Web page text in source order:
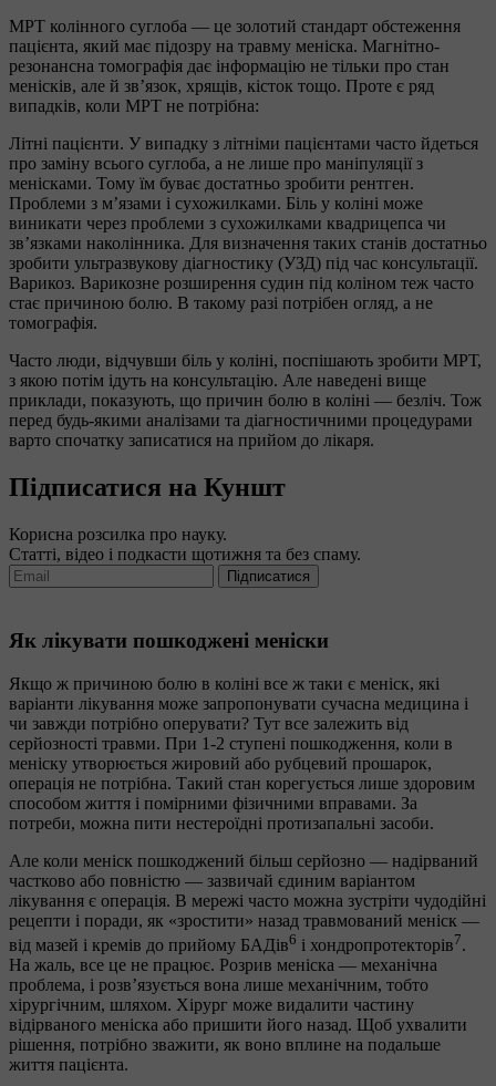
МРТ колінного суглоба — це золотий стандарт обстеження
пацієнта, який має підозру на травму меніска. Магнітно-
резонансна томографія дає інформацію не тільки про стан
менісків, але й зв’язок, хрящів, кісток тощо. Проте є ряд
випадків, коли МРТ не потрібна:
Літні пацієнти. У випадку з літніми пацієнтами часто йдеться
про заміну всього суглоба, а не лише про маніпуляції з
менісками. Тому їм буває достатньо зробити рентген.
Проблеми з м’язами і сухожилками. Біль у коліні може
виникати через проблеми з сухожилками квадрицепса чи
зв’язками наколінника. Для визначення таких станів достатньо
зробити ультразвукову діагностику (УЗД) під час консультації.
Варикоз. Варикозне розширення судин під коліном теж часто
стає причиною болю. В такому разі потрібен огляд, а не
томографія.
Часто люди, відчувши біль у коліні, поспішають зробити МРТ,
з якою потім ідуть на консультацію. Але наведені вище
приклади, показують, що причин болю в коліні — безліч. Тож
перед будь-якими аналізами та діагностичними процедурами
варто спочатку записатися на прийом до лікаря.
Підписатися на Куншт
Корисна розсилка про науку.
Статті, відео і подкасти щотижня та без спаму.
Підписатися
Як лікувати пошкоджені меніски
Якщо ж причиною болю в коліні все ж таки є меніск, які
варіанти лікування може запропонувати сучасна медицина і
чи завжди потрібно оперувати? Тут все залежить від
серйозності травми. При 1-2 ступені пошкодження, коли в
меніску утворюється жировий або рубцевий прошарок,
операція не потрібна. Такий стан корегується лише здоровим
способом життя і помірними фізичними вправами. За
потреби, можна пити нестероїдні протизапальні засоби.
Але коли меніск пошкоджений більш серйозно — надірваний
частково або повністю — зазвичай єдиним варіантом
лікування є операція. В мережі часто можна зустріти чудодійні
рецепти і поради, як «зростити» назад травмований меніск —
від мазей і кремів до прийому БАДів6 і хондропротекторів7.
На жаль, все це не працює. Розрив меніска — механічна
проблема, і розв’язується вона лише механічним, тобто
хірургічним, шляхом. Хірург може видалити частину
відірваного меніска або пришити його назад. Щоб ухвалити
рішення, потрібно зважити, як воно вплине на подальше
життя пацієнта.